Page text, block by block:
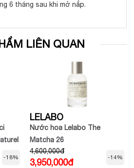
6 tháng sau khi mở nắp.
LIÊN QUAN
-18%
LELABO
Nước hoa Lelabo The
Matcha 26
4,600,000đ
3,950,000đ
-14%